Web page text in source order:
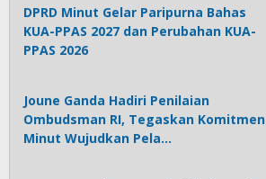
DPRD Minut Gelar Paripurna Bahas
KUA-PPAS 2027 dan Perubahan KUA-
PPAS 2026
Joune Ganda Hadiri Penilaian
Ombudsman RI, Tegaskan Komitmen
Minut Wujudkan Pela…